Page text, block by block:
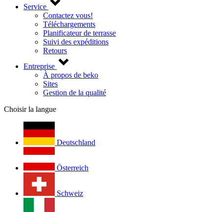
Service
Contactez vous!
Téléchargements
Planificateur de terrasse
Suivi des expéditions
Retours
Entreprise
À propos de beko
Sites
Gestion de la qualité
Choisir la langue
Deutschland
Österreich
Schweiz